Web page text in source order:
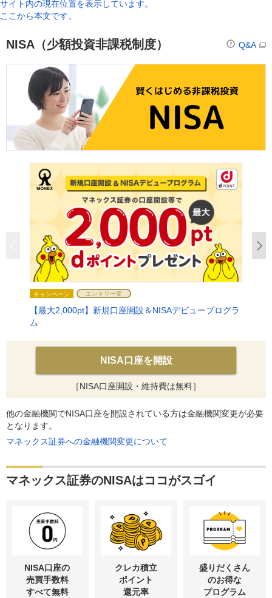
サイト内の現在位置を表示しています。
ここから本文です。
NISA（少額投資非課税制度） Q&A
キャンペーン エントリー要
【最大2,000pt】新規口座開設＆NISAデビュープログラ
ム
NISA口座を開設
［NISA口座開設・維持費は無料］
他の金融機関でNISA口座を開設されている方は金融機関変更が必要
となります。
マネックス証券への金融機関変更について
マネックス証券のNISAはココがスゴイ
NISA口座の
売買手数料
すべて無料
クレカ積立
ポイント
還元率
盛りだくさん
のお得な
プログラム